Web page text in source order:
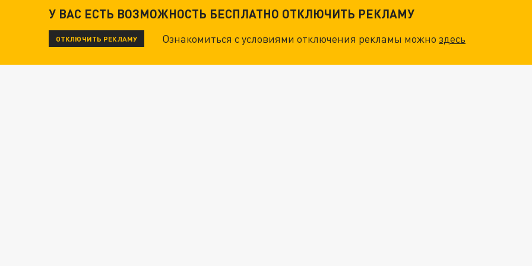
У ВАС ЕСТЬ ВОЗМОЖНОСТЬ БЕСПЛАТНО ОТКЛЮЧИТЬ РЕКЛАМУ
ОТКЛЮЧИТЬ РЕКЛАМУ Ознакомиться с условиями отключения рекламы можноздесь